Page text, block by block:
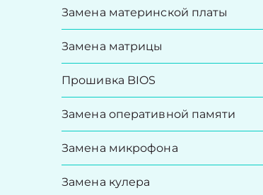
Замена материнской платы
Замена матрицы
Прошивка BIOS
Замена оперативной памяти
Замена микрофона
Замена кулера